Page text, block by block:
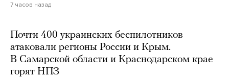
7 часов назад
Почти 400 украинских беспилотников
атаковали регионы России и Крым.
В Самарской области и Краснодарском крае
горят НПЗ